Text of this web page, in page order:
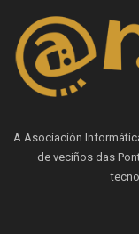
A Asociación
de veciños das